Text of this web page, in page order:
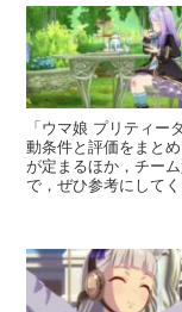
「ウマ娘 プリティー
動条件と評価をまと
が定まるほか，チー
で，ぜひ参考にしてく